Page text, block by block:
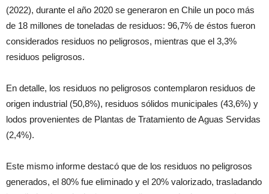
(2022), durante el año 2020 se generaron en Chile un poco más
de 18 millones de toneladas de residuos: 96,7% de éstos fueron
considerados residuos no peligrosos, mientras que el 3,3%
residuos peligrosos.
En detalle, los residuos no peligrosos contemplaron residuos de
origen industrial (50,8%), residuos sólidos municipales (43,6%) y
lodos provenientes de Plantas de Tratamiento de Aguas Servidas
(2,4%).
Este mismo informe destacó que de los residuos no peligrosos
generados, el 80% fue eliminado y el 20% valorizado, trasladando